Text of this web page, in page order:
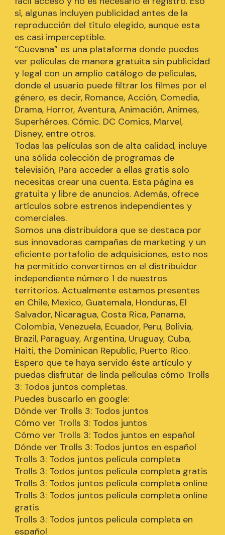
sí, algunas incluyen publicidad antes de la
reproducción del título elegido, aunque esta
es casi imperceptible.
“Cuevana” es una plataforma donde puedes
ver películas de manera gratuita sin publicidad
y legal con un amplio catálogo de películas,
donde el usuario puede filtrar los filmes por el
género, es decir, Romance, Acción, Comedia,
Drama, Horror, Aventura, Animación, Animes,
Superhéroes. Cómic. DC Comics, Marvel,
Disney, entre otros.
Todas las películas son de alta calidad, incluye
una sólida colección de programas de
televisión, Para acceder a ellas gratis solo
necesitas crear una cuenta. Esta página es
gratuita y libre de anuncios. Además, ofrece
artículos sobre estrenos independientes y
comerciales.
Somos una distribuidora que se destaca por
sus innovadoras campañas de marketing y un
eficiente portafolio de adquisiciones, esto nos
ha permitido convertirnos en el distribuidor
independiente número 1 de nuestros
territorios. Actualmente estamos presentes
en Chile, Mexico, Guatemala, Honduras, El
Salvador, Nicaragua, Costa Rica, Panama,
Colombia, Venezuela, Ecuador, Peru, Bolivia,
Brazil, Paraguay, Argentina, Uruguay, Cuba,
Haiti, the Dominican Republic, Puerto Rico.
Espero que te haya servido éste artículo y
puedas disfrutar de linda películas cómo Trolls
3: Todos juntos completas.
Puedes buscarlo en google:
Dónde ver Trolls 3: Todos juntos
Cómo ver Trolls 3: Todos juntos
Cómo ver Trolls 3: Todos juntos en español
Dónde ver Trolls 3: Todos juntos en español
Trolls 3: Todos juntos película completa
Trolls 3: Todos juntos película completa gratis
Trolls 3: Todos juntos película completa online
Trolls 3: Todos juntos película completa online
gratis
Trolls 3: Todos juntos pelicula completa en
español